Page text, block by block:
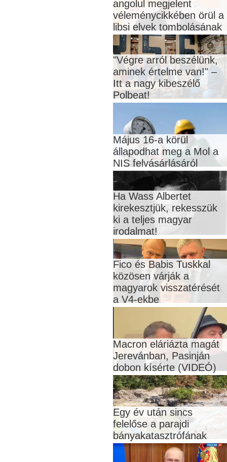
angolul megjelent
véleménycikkében örül a
libsi elvek tombolásának
"Végre arról beszélünk,
aminek értelme van!" –
Itt a nagy kibeszélő
Polbeat!
Május 16-a körül
állapodhat meg a Mol a
NIS felvásárlásáról
Ha Wass Albertet
kirekesztjük, rekesszük
ki a teljes magyar
irodalmat!
Fico és Babis Tuskkal
közösen várják a
magyarok visszatérését
a V4-ekbe
Macron eláriázta magát
Jerevánban, Pasinján
dobon kísérte (VIDEÓ)
Egy év után sincs
felelőse a parajdi
bányakatasztrófának